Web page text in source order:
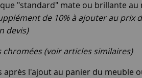
"standard" mate ou brillante
de 10% à ajouter au prix
devis)
chromées (voir articles similaires)
l'ajout au panier du meuble